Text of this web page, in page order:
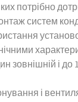
потрібно
систем
зовнішній і до
і